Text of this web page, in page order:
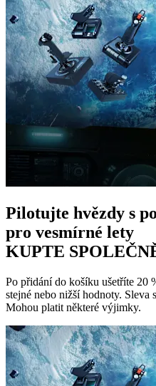
Pilotujte hvězdy s
pro vesmírné lety
KUPTE
Po přidání do košíku ušetříte 20
stejné nebo nižší hodnoty.
Mohou platit některé výjimky.